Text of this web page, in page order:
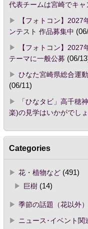
代表チームは宮崎でキャ
【フォトコン】
ンテスト 作品募集中
【フォトコン】
テーマに一般公募 (06/
ひなた宮崎県総合運
(06/11)
「ひなタビ」高千穂
楽)の見学はいかがでし
Categories
花・植物など(491)
巨樹(14)
季節の話題（花以外）
ニュース･イベント関